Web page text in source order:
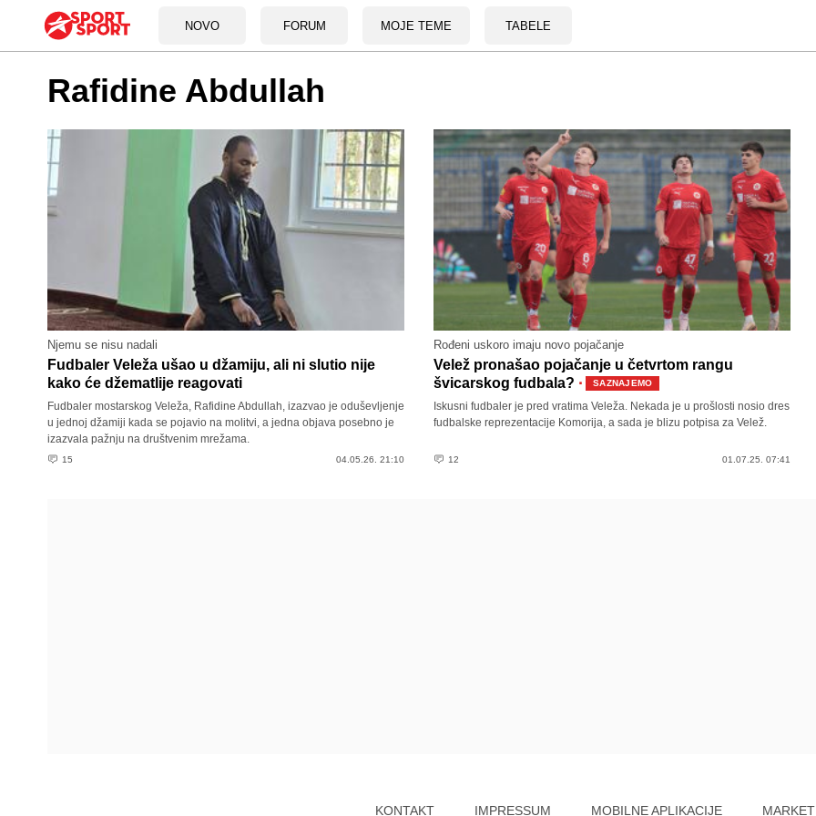
NOVO FORUM MOJE TEME TABELE
Rafidine Abdullah
Njemu se nisu nadali
Fudbaler Veleža ušao u džamiju, ali ni slutio nije
kako će džematlije reagovati
Fudbaler mostarskog Veleža, Rafidine Abdullah, izazvao je oduševljenje
u jednoj džamiji kada se pojavio na molitvi, a jedna objava posebno je
izazvala pažnju na društvenim mrežama.
15 04.05.26. 21:10
Rođeni uskoro imaju novo pojačanje
Velež pronašao pojačanje u četvrtom rangu
švicarskog fudbala? · SAZNAJEMO
Iskusni fudbaler je pred vratima Veleža. Nekada je u prošlosti nosio dres
fudbalske reprezentacije Komorija, a sada je blizu potpisa za Velež.
12 01.07.25. 07:41
KONTAKT IMPRESSUM MOBILNE APLIKACIJE